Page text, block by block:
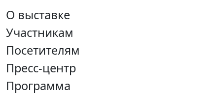
О выставке
Участникам
Посетителям
Пресс-центр
Программа